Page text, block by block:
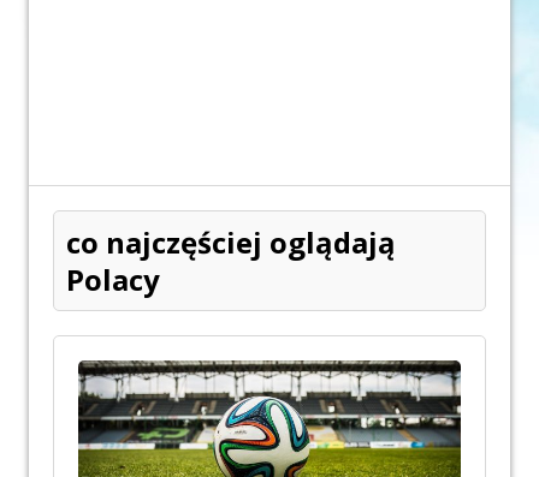
co najczęściej oglądają
Polacy